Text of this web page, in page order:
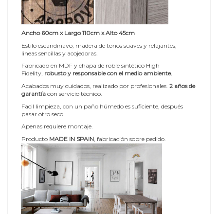
Ancho 60cm x Largo 110cm x Alto 45cm
Estilo escandinavo, madera de tonos suaves y relajantes,
lineas sencillas y acojedoras.
Fabricado en MDF y chapa de roble sintético High
Fidelity, robusto y responsable con el medio ambiente.
Acabados muy cuidados, realizado por profesionales. 2 años de
garantía con servicio técnico.
Facil limpieza, con un paño húmedo es suficiente, después
pasar otro seco.
Apenas requiere montaje.
Producto MADE IN SPAIN , fabricación sobre pedido.